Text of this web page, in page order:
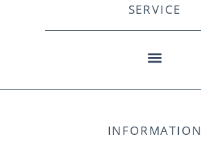
SERVICE
INFORMATION